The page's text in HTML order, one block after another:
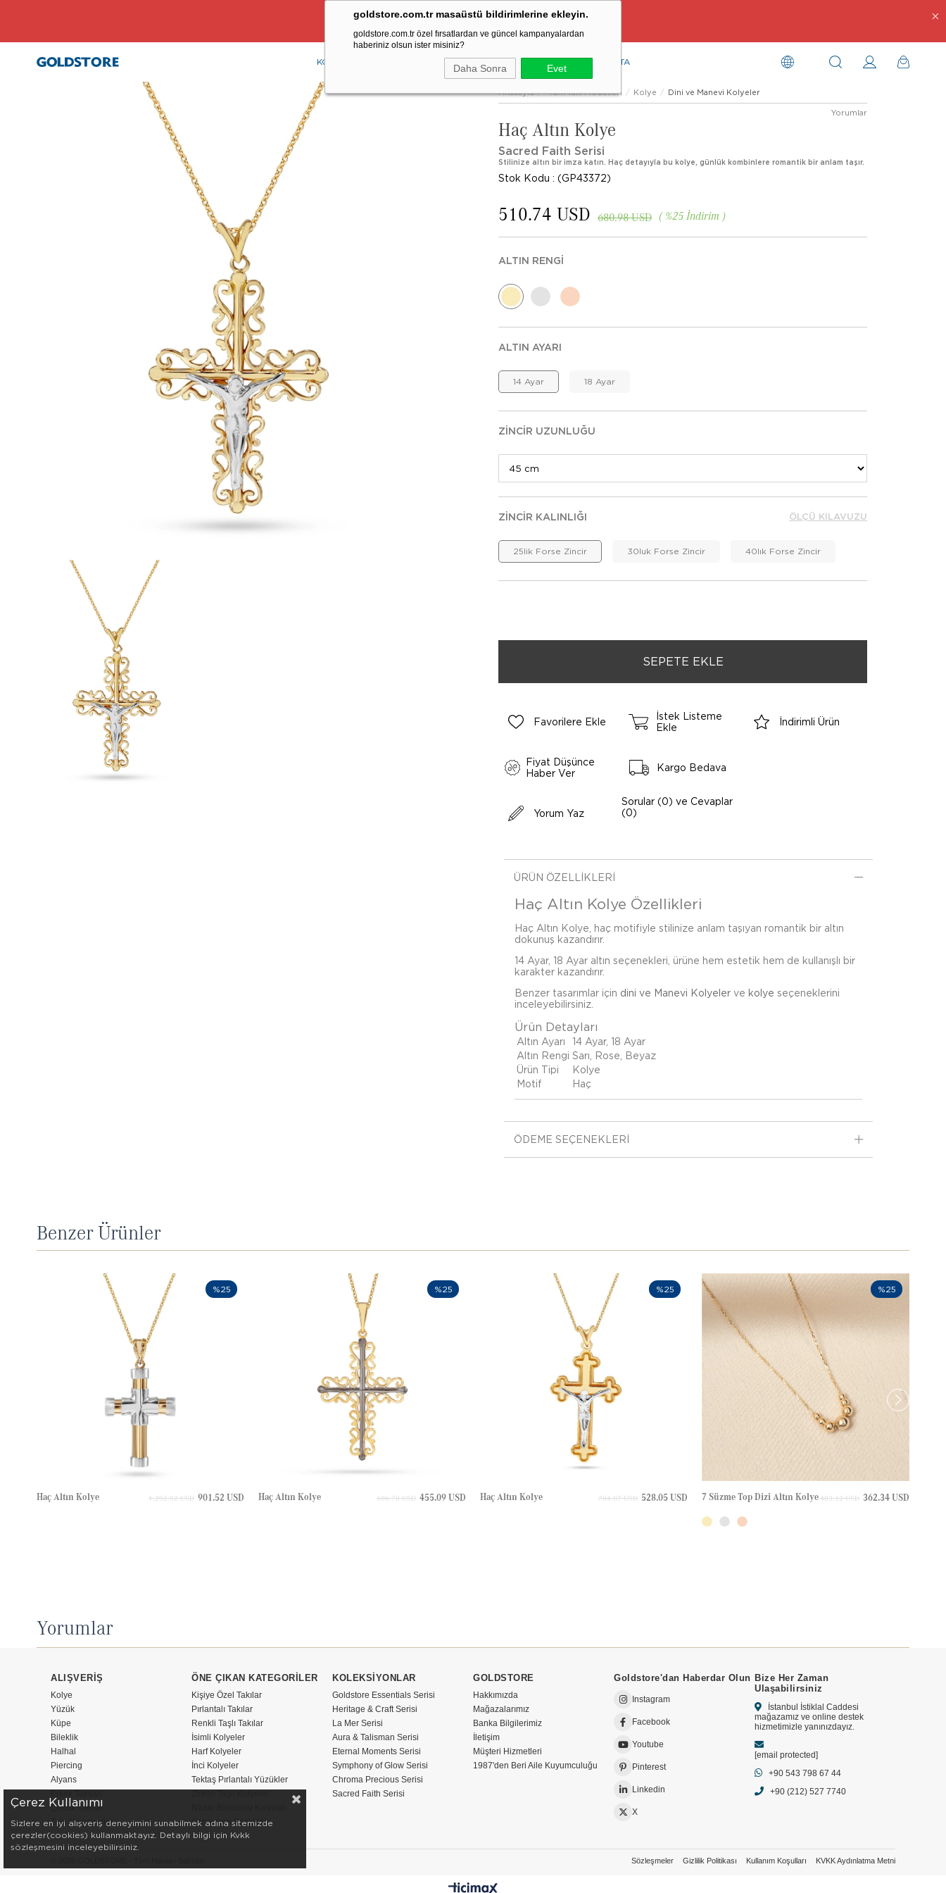
goldstore.com.tr masaüstü bildirimlerine ekleyin.
goldstore.com.tr özel fırsatlardan ve güncel kampanyalardan
haberiniz olsun ister misiniz?
Daha Sonra Evet
Ücretsiz Aynı Gün Kargo Fırsatı
KOLYE BİLEKLİK RENKLİ TAŞLAR PIRLANTA
Anasayfa Tüm Takı Modelleri Kolye Dini ve Manevi Kolyeler
Haç Altın Kolye
Yorumlar
Sacred Faith Serisi
Stilinize altın bir imza katın. Haç detayıyla bu kolye, günlük kombinlere romantik bir anlam taşır.
Stok Kodu (GP43372)
%25 İndirim
680.98 USD
510.74 USD
ALTIN RENGI
ALTIN AYARI
14 Ayar 18 Ayar
ZINCIR UZUNLUĞU
ZINCIR KALINLIĞI
25lik Forse Zincir 30luk Forse Zincir 40lık Forse Zincir
ÖLÇÜ KILAVUZU
Favorilere Ekle
İstek Listeme
Ekle
İndirimli Ürün
Fiyat Düşünce
Haber Ver
Kargo Bedava
Yorum Yaz
Sorular (0) ve Cevaplar
(0)
ÜRÜN ÖZELLIKLERI
Haç Altın Kolye Özellikleri
Haç Altın Kolye, haç motifiyle stilinize anlam taşıyan romantik bir altın
dokunuş kazandırır.
14 Ayar, 18 Ayar altın seçenekleri, ürüne hem estetik hem de kullanışlı bir
karakter kazandırır.
Benzer tasarımlar için dini ve Manevi Kolyeler ve kolye seçeneklerini
inceleyebilirsiniz.
Ürün Detayları
Altın Ayarı
14 Ayar, 18 Ayar
Altın Rengi Sarı, Rose, Beyaz
Ürün Tipi
Kolye
Motif
Haç
ÖDEME SEÇENEKLERI
Benzer Ürünler
Haç Altın Kolye 901.52 USD
1,202.02 USD
%25
Haç Altın Kolye 455.09 USD
606.78 USD
%25
Haç Altın Kolye 528.05 USD
704.07 USD
%25
7 Süzme Top Dizi Altın Kolye 362.34 USD
483.12 USD
%25
Yorumlar
ALIŞVERİŞ
Kolye
Yüzük
Küpe
Bileklik
Halhal
Piercing
Alyans
Çocuk Takıları
Takı Aksesuarları
ÖNE ÇIKAN KATEGORİLER
Kişiye Özel Takılar
Pırlantalı Takılar
Renkli Taşlı Takılar
İsimli Kolyeler
Harf Kolyeler
İnci Kolyeler
Tektaş Pırlantalı Yüzükler
Şahmeran Bileklikler
KOLEKSİYONLAR
Goldstore Essentials Serisi
Heritage & Craft Serisi
La Mer Serisi
Aura & Talisman Serisi
Eternal Moments Serisi
Symphony of Glow Serisi
Chroma Precious Serisi
Sacred Faith Serisi
GOLDSTORE
Hakkımızda
Mağazalarımız
Banka Bilgilerimiz
İletişim
Müşteri Hizmetleri
1987'den Beri Aile Kuyumculuğu
Goldstore'dan Haberdar Olun
Instagram
Facebook
Youtube
Pinterest
Linkedin
X
Bize Her Zaman
Ulaşabilirsiniz
İstanbul İstiklal Caddesi
mağazamız ve online destek
hizmetimizle yanınızdayız.
[email protected]
+90 543 798 67 44
+90 (212) 527 7740
Sözleşmeler Gizlilik Politikası Kullanım Koşulları KVKK Aydınlatma Metni
Çerez Kullanımı
Sizlere en iyi alışveriş deneyimini sunabilmek adına sitemizde
çerezler(cookies) kullanmaktayız. Detaylı bilgi için Kvkk
sözleşmesini inceleyebilirsiniz.